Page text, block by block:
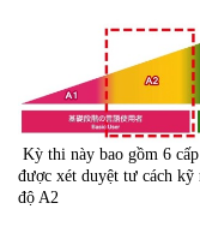
Kỳ thi này bao gồm 6
được xét duyệt tư cách kỹ
độ A2